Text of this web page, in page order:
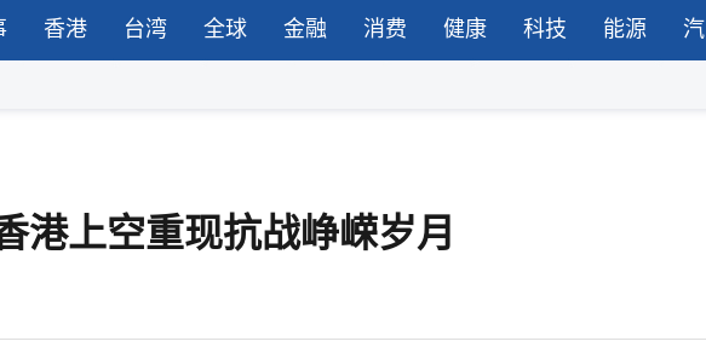
香港 台湾 全球 金融 消费 健康 科技 能源
港上空重现抗战峥嵘岁月